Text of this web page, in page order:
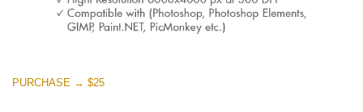
PURCHASE → $25